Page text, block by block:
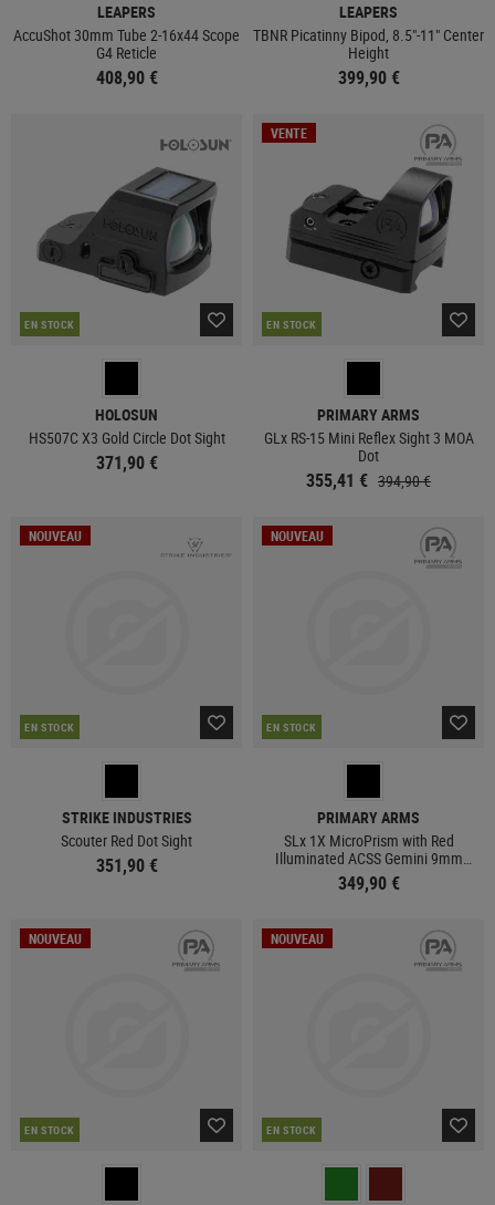
LEAPERS
AccuShot 30mm Tube 2-16x44 Scope
G4 Reticle
408,90 €
LEAPERS
TBNR Picatinny Bipod, 8.5"-11" Center
Height
399,90 €
EN STOCK
HOLOSUN
HS507C X3 Gold Circle Dot Sight
371,90 €
VENTE
EN STOCK
PRIMARY ARMS
GLx RS-15 Mini Reflex Sight 3 MOA
Dot
355,41 € 394,90 €
NOUVEAU
EN STOCK
STRIKE INDUSTRIES
Scouter Red Dot Sight
351,90 €
NOUVEAU
EN STOCK
PRIMARY ARMS
SLx 1X MicroPrism with Red
Illuminated ACSS Gemini 9mm
Reticle H1/T1 Footprint
349,90 €
NOUVEAU
EN STOCK
NOUVEAU
EN STOCK